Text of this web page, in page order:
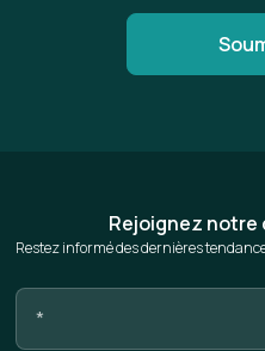
Rejoignez notre
Restez informé des dernières